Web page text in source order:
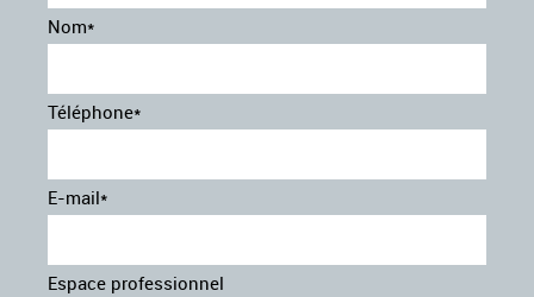
freinage actif durgence
jantes en aluminium 17''
Phares à LED
Prise 12 V
Reconnaissance des panneaux de signalisation
Régulateur de vitesse adaptatif
Rétroviseur intérieur jour/nuit automatique
Nom*
Téléphone*
E-mail*
Espace professionnel